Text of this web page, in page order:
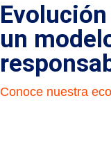
un
Conoce nuestra